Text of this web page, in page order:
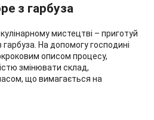
з гарбуза
мистецтві – приготуй
На допомогу господині
описом процесу,
змінювати склад,
що вимагається на